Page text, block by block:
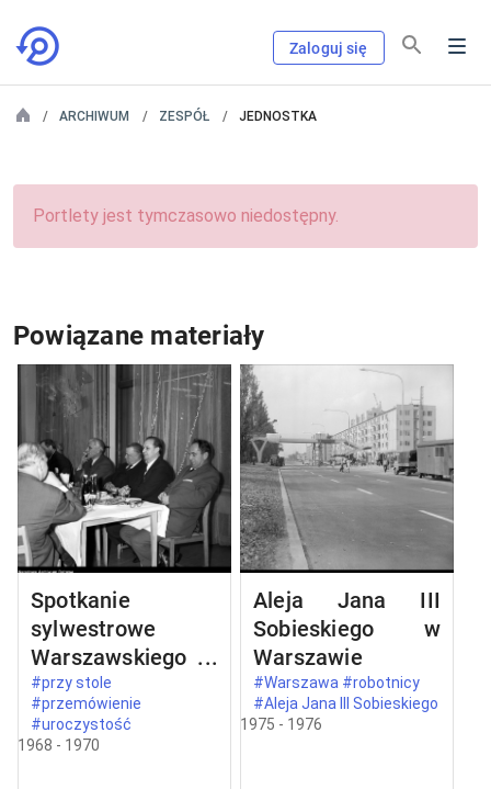
Zaloguj się
ARCHIWUM ZESPÓŁ JEDNOSTKA
Portlety jest tymczasowo niedostępny.
Powiązane materiały
Spotkanie
sylwestrowe
Warszawskiego
Komitetu
Zjednoczonego
Stronnictwa
#przy stole
#przemówienie
#uroczystość
1968 - 1970
Aleja Jana III
Sobieskiego w
Warszawie
#Warszawa #robotnicy
#Aleja Jana III Sobieskiego
1975 - 1976